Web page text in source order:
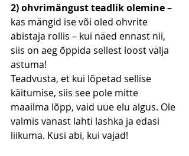
2) ohvrimängust teadlik olemine –
kas mängid ise või oled ohvrite
abistaja rollis – kui näed ennast nii,
siis on aeg õppida sellest loost välja
astuma!
Teadvusta, et kui lõpetad sellise
käitumise, siis see pole mitte
maailma lõpp, vaid uue elu algus. Ole
valmis vanast lahti lashka ja edasi
liikuma. Küsi abi, kui vajad!